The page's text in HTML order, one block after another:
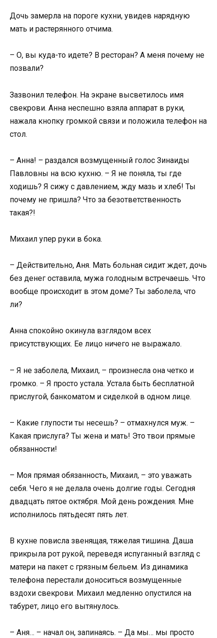
Дочь замерла на пороге кухни, увидев нарядную
мать и растерянного отчима.
– О, вы куда-то идете? В ресторан? А меня почему не
позвали?
Зазвонил телефон. На экране высветилось имя
свекрови. Анна неспешно взяла аппарат в руки,
нажала кнопку громкой связи и положила телефон на
стол.
– Анна! – раздался возмущенный голос Зинаиды
Павловны на всю кухню. – Я не поняла, ты где
ходишь? Я сижу с давлением, жду мазь и хлеб! Ты
почему не пришла? Что за безответственность
такая?!
Михаил упер руки в бока.
– Действительно, Аня. Мать больная сидит ждет, дочь
без денег оставила, мужа голодным встречаешь. Что
вообще происходит в этом доме? Ты заболела, что
ли?
Анна спокойно окинула взглядом всех
присутствующих. Ее лицо ничего не выражало.
– Я не заболела, Михаил, – произнесла она четко и
громко. – Я просто устала. Устала быть бесплатной
прислугой, банкоматом и сиделкой в одном лице.
– Какие глупости ты несешь? – отмахнулся муж. –
Какая прислуга? Ты жена и мать! Это твои прямые
обязанности!
– Моя прямая обязанность, Михаил, – это уважать
себя. Чего я не делала очень долгие годы. Сегодня
двадцать пятое октября. Мой день рождения. Мне
исполнилось пятьдесят пять лет.
В кухне повисла звенящая, тяжелая тишина. Даша
прикрыла рот рукой, переведя испуганный взгляд с
матери на пакет с грязным бельем. Из динамика
телефона перестали доноситься возмущенные
вздохи свекрови. Михаил медленно опустился на
табурет, лицо его вытянулось.
– Аня… – начал он, запинаясь. – Да мы… мы просто